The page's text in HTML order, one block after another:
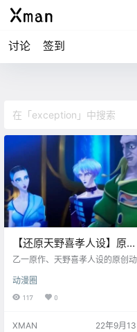
讨论 签到
【还原天野喜孝人设】原创
动画《exception》预告公
乙一原作、天野喜孝人设的原创动
月13日开播。 【制作】 原作・脚
本：安達寛高（乙一） 监督：サト
ノコプロ（BAKKENRECORD）、
动漫圈
117 0
XMAN 22年9月13